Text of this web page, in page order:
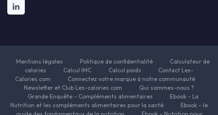
Mentions légales Politique de confidentialité
Calculateur de
calories
Calcul IMC Calcul poids
Contact Les-
Calories.com
Connectez votre marque à notre communauté
Newsletter et Club Les-calories.com
Qui sommes-nous ?
Grande Enquête - Compléments alimentaires
Ebook - La
Nutrition et les compléments alimentaires pour la santé
Ebook - le